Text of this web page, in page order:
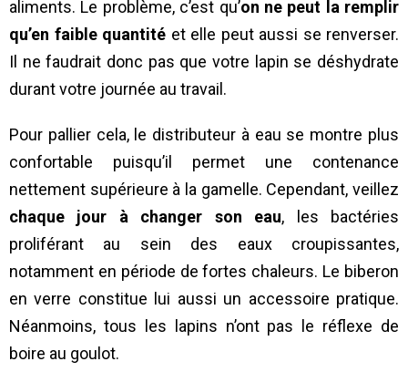
aliments. Le problème, c’est qu’on ne peut la remplir
qu’en faible quantité et elle peut aussi se renverser.
Il ne faudrait donc pas que votre lapin se déshydrate
durant votre journée au travail.
Pour pallier cela, le distributeur à eau se montre plus
confortable puisqu’il permet une contenance
nettement supérieure à la gamelle. Cependant, veillez
chaque jour à changer son eau, les bactéries
proliférant au sein des eaux croupissantes,
notamment en période de fortes chaleurs. Le biberon
en verre constitue lui aussi un accessoire pratique.
Néanmoins, tous les lapins n’ont pas le réflexe de
boire au goulot.